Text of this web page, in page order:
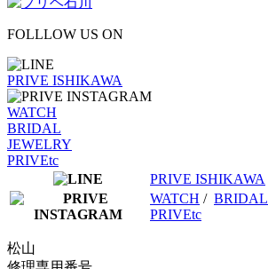
FOLLLOW US ON
PRIVE ISHIKAWA
WATCH
BRIDAL
JEWELRY
PRIVEtc
PRIVE ISHIKAWA
WATCH / BRIDAL
PRIVEtc
松山